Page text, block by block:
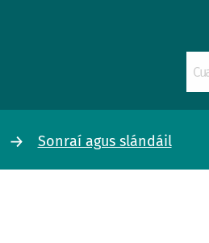
Sonraí agus slándáil